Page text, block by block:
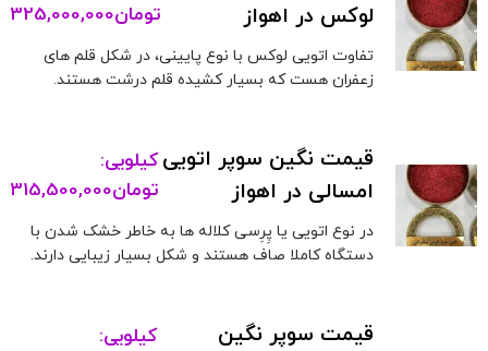
لوکس در اهواز
تومان325,000,000
تفاوت اتویی لوکس با نوع پایینی، در شکل قلم های
زعفران هست که بسیار کشیده قلم درشت هستند.
قیمت نگین سوپر اتویی
امسالی در اهواز
کیلویی:
تومان315,500,000
در نوع اتویی یا پِرِسی کلاله ها به خاطر خشک شدن با
دستگاه کاملا صاف هستند و شکل بسیار زیبایی دارند.
قیمت سوپر نگین
کیلویی: